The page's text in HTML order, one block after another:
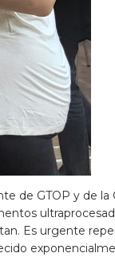
de GTOP y de la
Es urgente